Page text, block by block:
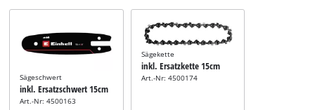
Sägeschwert
inkl. Ersatzschwert 15cm
Art.-Nr: 4500163
Sägekette
inkl. Ersatzkette 15cm
Art.-Nr: 4500174